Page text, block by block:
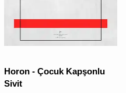
Horon - Çocuk Kapşonlu
Sivit